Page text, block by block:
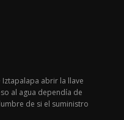
abrir la llave
al agua dependía de
de si el suministro